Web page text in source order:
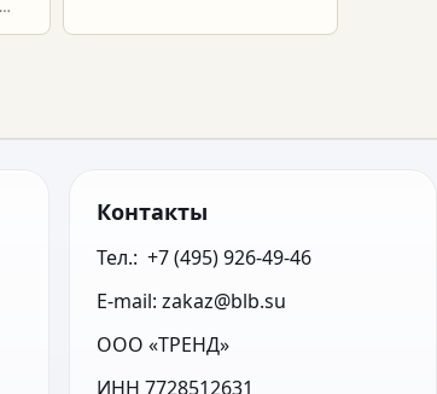
Контакты
Тел.:  +7 (495) 926-49-46
E-mail: zakaz@blb.su
ООО «ТРЕНД»
ИНН 7728512631